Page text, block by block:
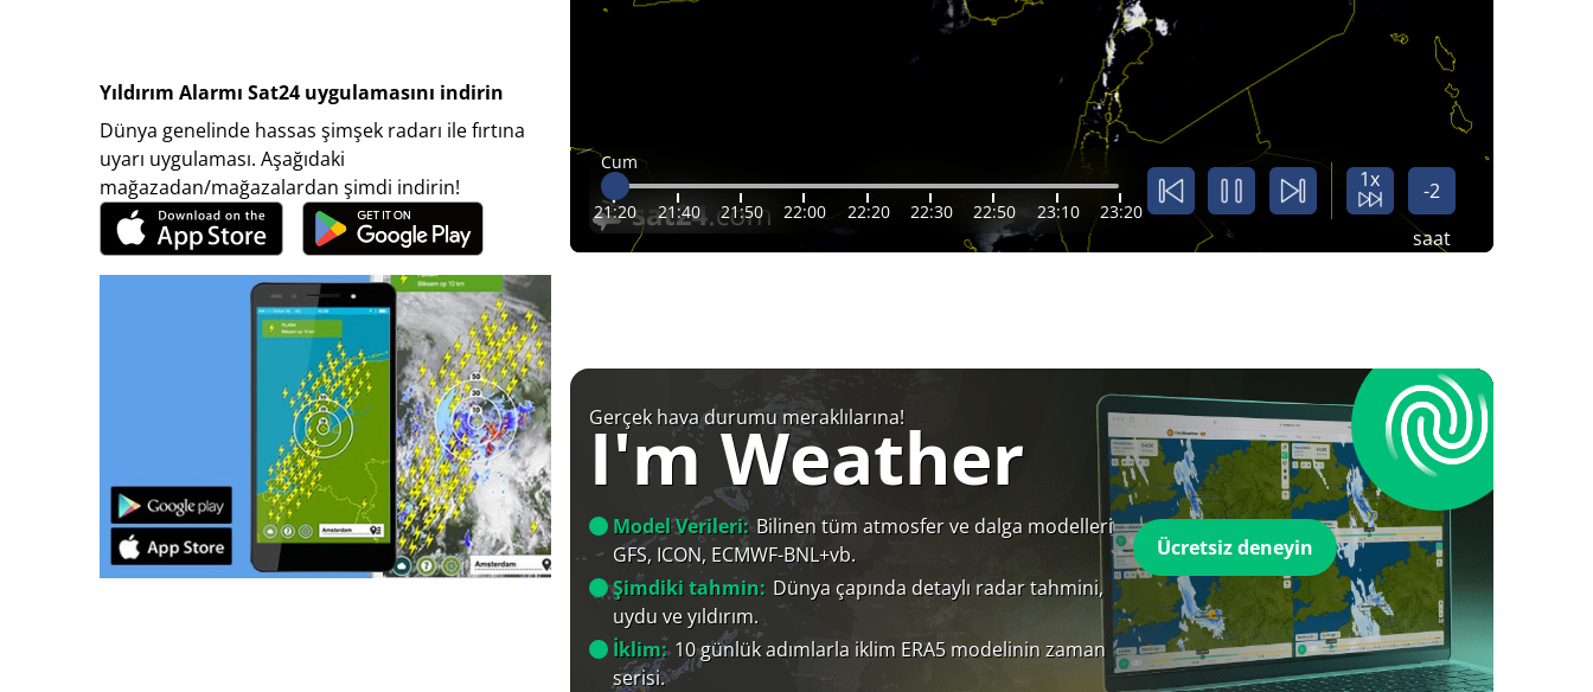
Yıldırım Alarmı Sat24 uygulamasını indirin
Dünya genelinde hassas şimşek radarı ile fırtına
uyarı uygulaması. Aşağıdaki
mağazadan/mağazalardan şimdi indirin!
Cum
21:20 21:40 21:50 22:00 22:20 22:30 22:50 23:10 23:20
1x
-2
saat
Gerçek hava durumu meraklılarına!
I'm Weather
Model Verileri: Bilinen tüm atmosfer ve dalga modelleri
GFS, ICON, ECMWF-BNL+vb.
Şimdiki tahmin: Dünya çapında detaylı radar tahmini,
uydu ve yıldırım.
İklim: 10 günlük adımlarla iklim ERA5 modelinin zaman
serisi.
Ücretsiz deneyin